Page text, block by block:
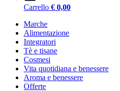
Carrello € 0,00
Marche
Alimentazione
Integratori
Tè e tisane
Cosmesi
Vita quotidiana e benessere
Aroma e benessere
Offerte